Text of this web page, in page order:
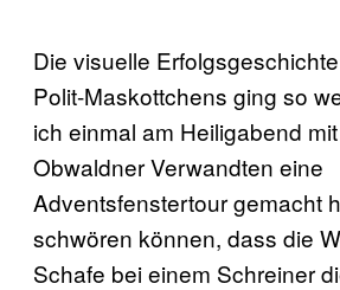
Die visuelle
Polit-Maskottchens ging so
ich einmal am Heiligabend
Obwaldner Verwandten eine
Adventsfenstertour gemacht
schwören können, dass die
Schafe bei einem Schreiner